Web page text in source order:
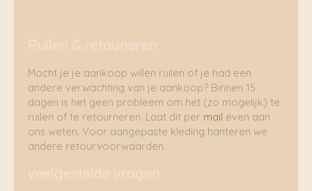
Ruilen & retouneren
Mocht je je aankoop willen ruilen of je had een
andere verwachting van je aankoop? Binnen 15
dagen is het geen probleem om het (zo mogelijk) te
ruilen of te retourneren. Laat dit per mail even aan
ons weten. Voor aangepaste kleding hanteren we
andere retourvoorwaarden.
veelgestelde vragen